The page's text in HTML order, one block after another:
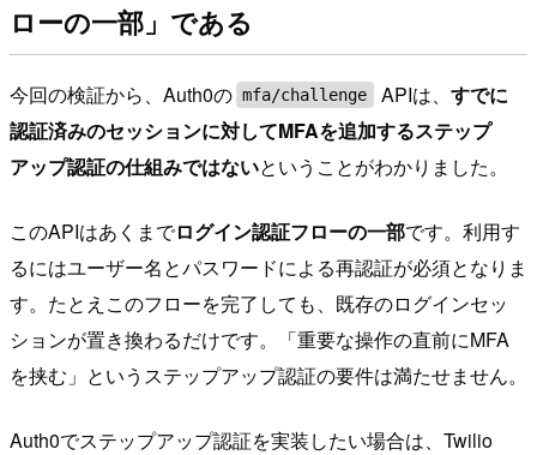
ローの一部」である
今回の検証から、Auth0の mfa/challenge APIは、すでに
認証済みのセッションに対してMFAを追加するステップ
アップ認証の仕組みではないということがわかりました。
このAPIはあくまでログイン認証フローの一部です。利用す
るにはユーザー名とパスワードによる再認証が必須となりま
す。たとえこのフローを完了しても、既存のログインセッ
ションが置き換わるだけです。「重要な操作の直前にMFA
を挟む」というステップアップ認証の要件は満たせません。
Auth0でステップアップ認証を実装したい場合は、Twilio